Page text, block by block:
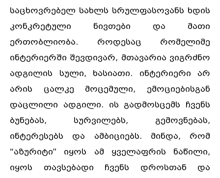
საცხოვრებელ სახლს სრულფასოვანს ხდის
კონკრეტული ნივთები და მათი
ერთობლიობა. როდესაც რომელიმე
ინტერიერში შევდივარ, მთავარია ვიგრძნო
ადგილის სული, ხასიათი. ინტერიერი არ
არის ცალკე მოცემული, ემოციებისგან
დაცლილი ადგილი. ის გადმოსცემს ჩვენს
ბუნებას, სურვილებს, გემოვნებას,
ინტერესებს და ამბიციებს. მინდა, რომ
“აზურიტი” იყოს ამ ყველაფრის ნაწილი,
იყოს თავსებადი ჩვენს დროსთან და